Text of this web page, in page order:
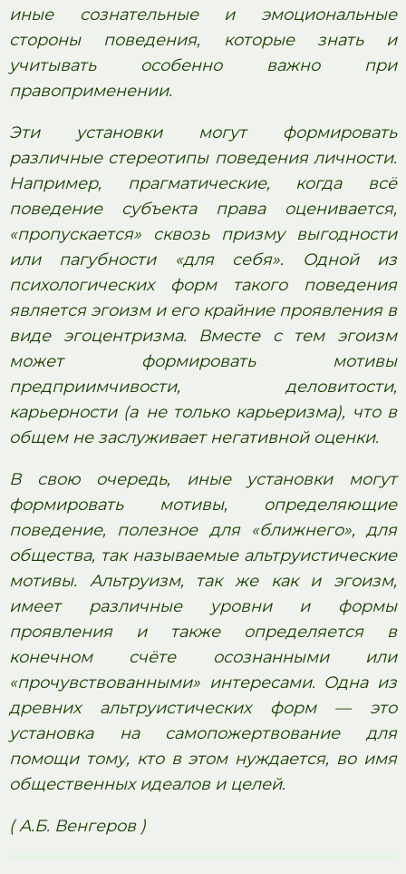
иные сознательные и эмоциональные
стороны поведения, которые знать и
учитывать особенно важно при
правоприменении.
Эти установки могут формировать
различные стереотипы поведения личности.
Например, прагматические, когда всё
поведение субъекта права оценивается,
«пропускается» сквозь призму выгодности
или пагубности «для себя». Одной из
психологических форм такого поведения
является эгоизм и его крайние проявления в
виде эгоцентризма. Вместе c тем эгоизм
может формировать мотивы
предприимчивости, деловитости,
карьерности (a не только карьеризма), что в
общем не заслуживает негативной оценки.
В свою очередь, иные установки могут
формировать мотивы, определяющие
поведение, полезное для «ближнего», для
общества, так называемые альтруистические
мотивы. Альтруизм, так же как и эгоизм,
имеет различные уровни и формы
проявления и также определяется в
конечном счёте осознанными или
«прочувствованными» интересами. Одна из
древних альтруистических форм — это
установка на самопожертвование для
помощи тому, кто в этом нуждается‚ во имя
общественных идеалов и целей.
( А.Б. Венгеров )